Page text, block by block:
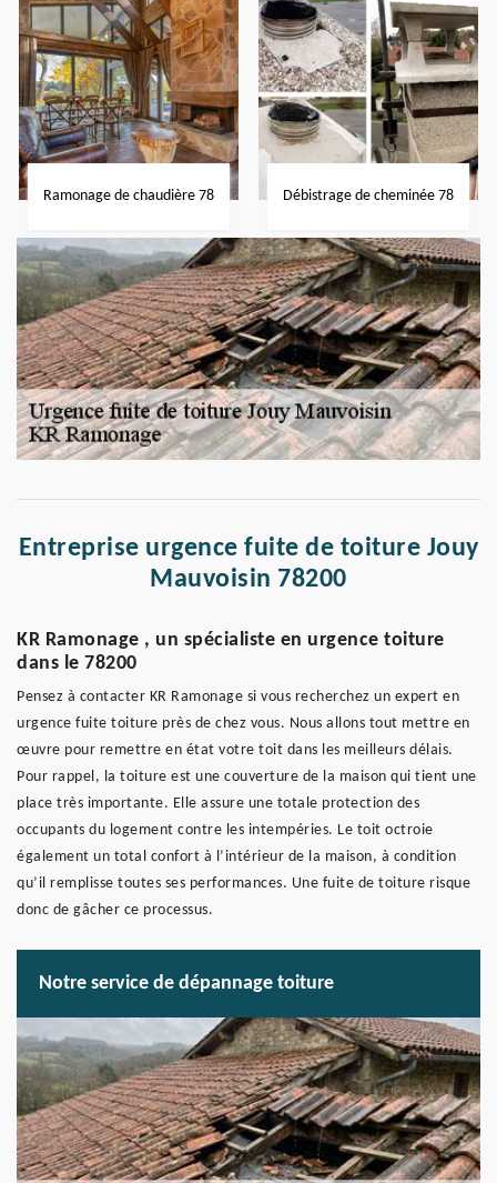
Ramonage de chaudière 78 Débistrage de cheminée 78
Entreprise urgence fuite de toiture Jouy
Mauvoisin 78200
KR Ramonage , un spécialiste en urgence toiture
dans le 78200
Pensez à contacter KR Ramonage si vous recherchez un expert en
urgence fuite toiture près de chez vous. Nous allons tout mettre en
œuvre pour remettre en état votre toit dans les meilleurs délais.
Pour rappel, la toiture est une couverture de la maison qui tient une
place très importante. Elle assure une totale protection des
occupants du logement contre les intempéries. Le toit octroie
également un total confort à l’intérieur de la maison, à condition
qu’il remplisse toutes ses performances. Une fuite de toiture risque
donc de gâcher ce processus.
Notre service de dépannage toiture